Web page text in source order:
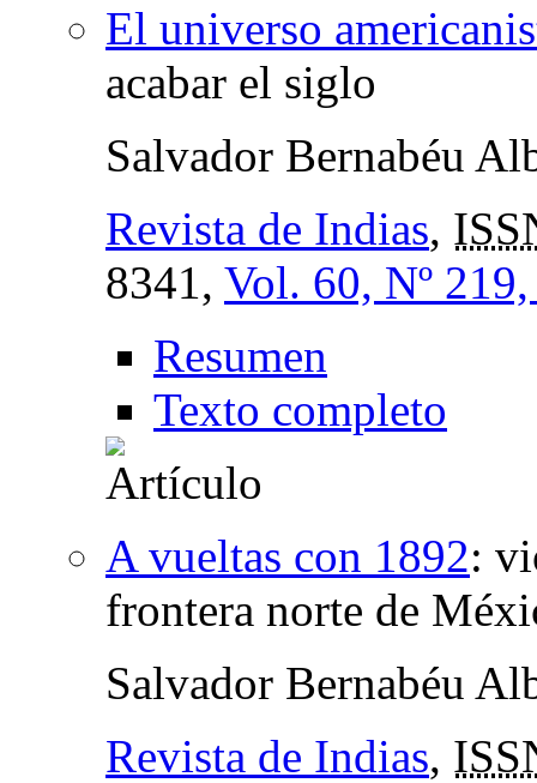
El universo
acabar el siglo
Salvador Bernabéu
Revista de Indias,
8341, Vol. 60, Nº
Resumen
Texto completo
A vueltas con 1892:
frontera norte de
Salvador Bernabéu
Revista de Indias,